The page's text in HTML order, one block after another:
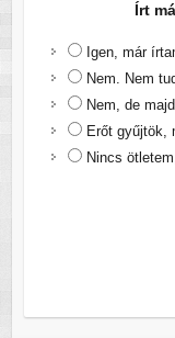
Írt
Igen, már
Nem. Nem
Nem, de
Erőt gyűjtök,
Nincs